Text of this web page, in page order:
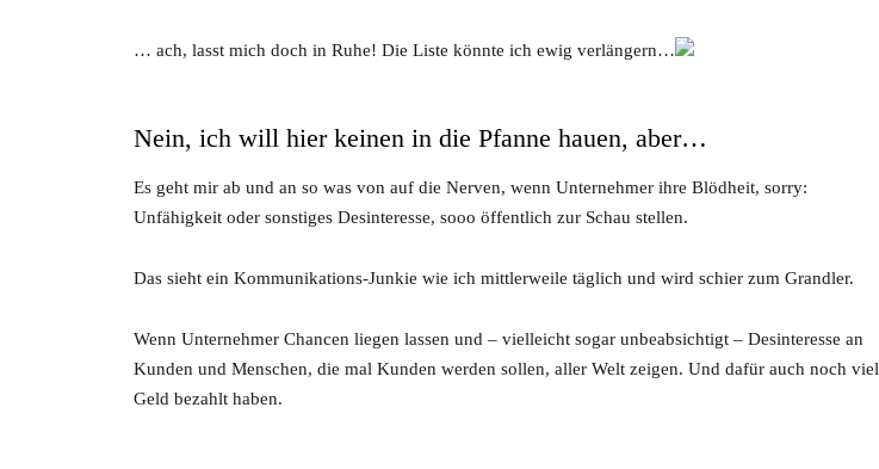
… ach, lasst mich doch in Ruhe! Die Liste könnte ich ewig verlängern…
Nein, ich will hier keinen in die Pfanne hauen, aber…
Es geht mir ab und an so was von auf die Nerven, wenn Unternehmer ihre Blödheit, sorry:
Unfähigkeit oder sonstiges Desinteresse, sooo öffentlich zur Schau stellen.
Das sieht ein Kommunikations-Junkie wie ich mittlerweile täglich und wird schier zum Grandler.
Wenn Unternehmer Chancen liegen lassen und – vielleicht sogar unbeabsichtigt – Desinteresse an
Kunden und Menschen, die mal Kunden werden sollen, aller Welt zeigen. Und dafür auch noch viel
Geld bezahlt haben.